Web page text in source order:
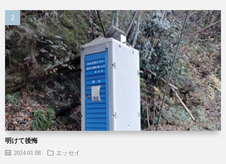
明けて後悔
2024.01.08 エッセイ